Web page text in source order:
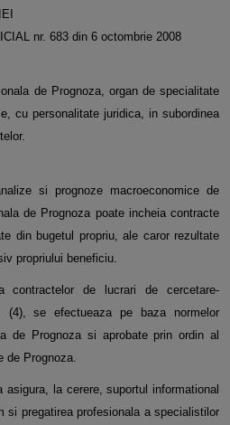
nr. 683 din 6 octombrie 2008
de Prognoza, organ de specialitate
cu personalitate juridica, in subordinea
si prognoze macroeconomice de
de Prognoza poate incheia contracte
din bugetul propriu, ale caror rezultate
propriului beneficiu.
contractelor de lucrari de cercetare-
(4), se efectueaza pe baza normelor
de Prognoza si aprobate prin ordin al
de Prognoza.
la cerere, suportul informational
si pregatirea profesionala a specialistilor